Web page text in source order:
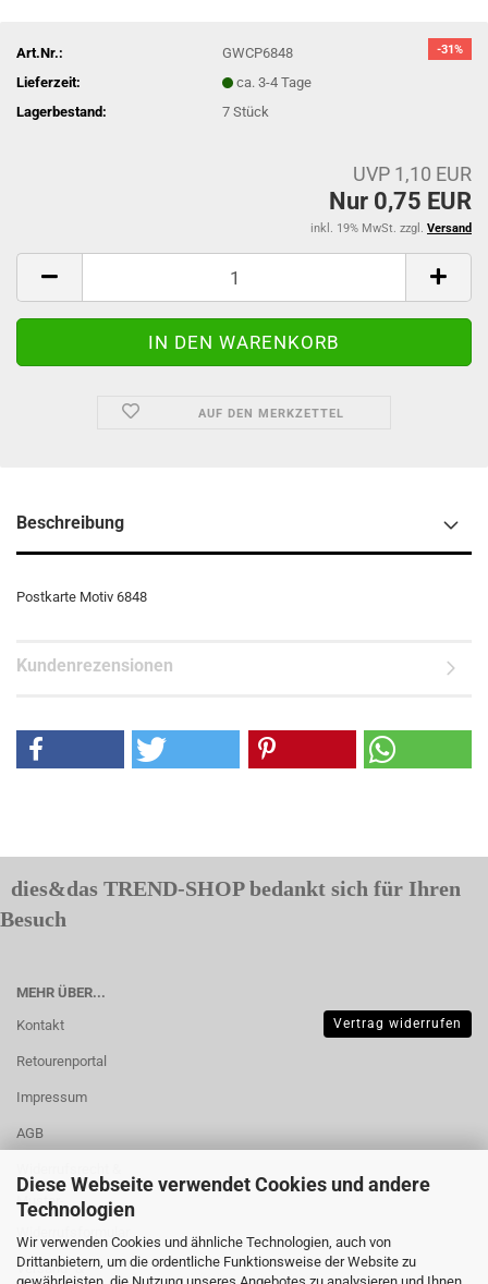
Diese Webseite verwendet Cookies und andere
Technologien
Wir verwenden Cookies und ähnliche Technologien, auch von
Drittanbietern, um die ordentliche Funktionsweise der Website zu
gewährleisten, die Nutzung unseres Angebotes zu analysieren und Ihnen
-31%
Art.Nr.:
GWCP6848
Lieferzeit:
ca. 3-4 Tage
Lagerbestand:
7Stück
UVP 1,10 EUR
Nur 0,75 EUR
inkl. 19% MwSt. zzgl. Versand
AUF DEN MERKZETTEL
Beschreibung
Postkarte Motiv 6848
Kundenrezensionen
dies&das TREND-SHOP bedankt sich für Ihren
Besuch
MEHR ÜBER...
Kontakt
Retourenportal
Impressum
AGB
Muster-
Widerrufsformular
Versand- &
Vertrag widerrufen